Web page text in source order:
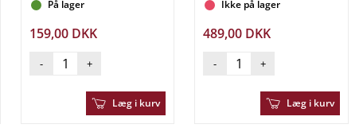
På lager
159,00 DKK
- +
Læg i kurv
Ikke på lager
489,00 DKK
- +
Læg i kurv